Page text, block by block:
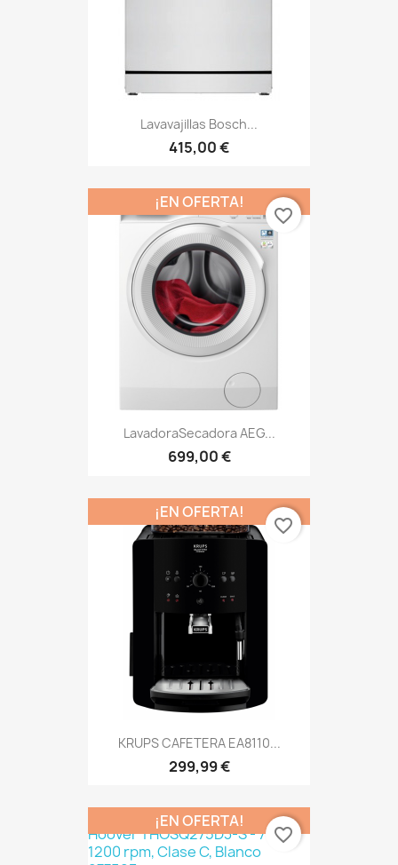
Lavavajillas Bosch...
415,00 €
LavadoraSecadora AEG...
699,00 €
¡EN OFERTA!
favorite_border
KRUPS CAFETERA EA8110...
299,99 €
¡EN OFERTA!
favorite_border
¡EN OFERTA!
favorite_border